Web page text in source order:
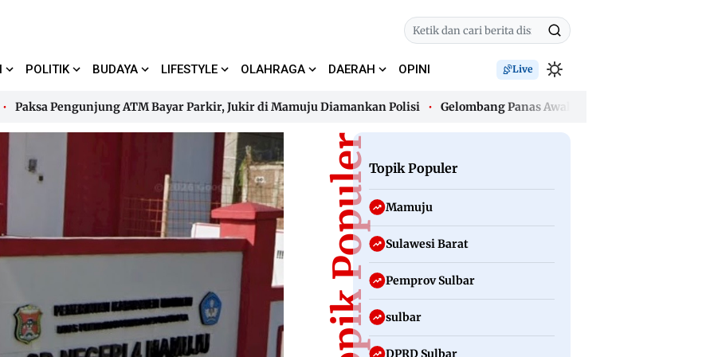
POLITIK BUDAYA LIFESTYLE OLAHRAGA DAERAH OPINI Live
Pengunjung ATM Bayar Parkir, Jukir di Mamuju Diamankan Polisi Gelombang Panas Awal Agustus, Polman Jadi Wilayah
Pengunjung ATM Bayar Parkir, Jukir di Mamuju Diamankan Polisi
Topik PopulerTopik Populer
Mamuju
Sulawesi Barat
Pemprov Sulbar
sulbar
DPRD Sulbar